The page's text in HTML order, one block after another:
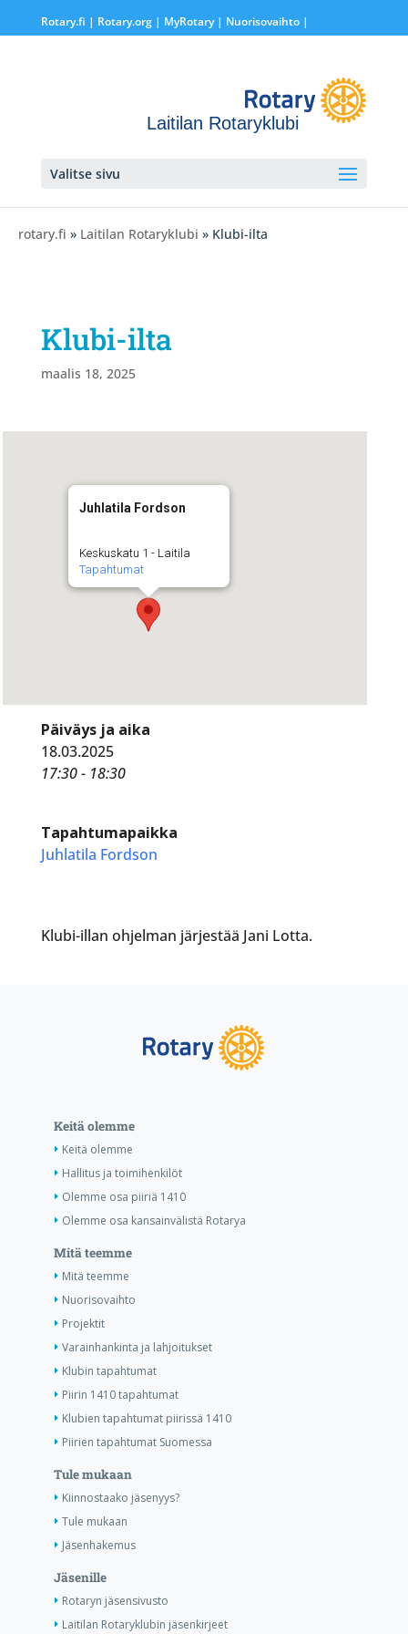
Rotary.fi | Rotary.org| MyRotary | Nuorisovaihto|
Laitilan Rotaryklubi
Valitse sivu
rotary.fi » Laitilan Rotaryklubi » Klubi-ilta
Klubi-ilta
maalis 18, 2025
Juhlatila Fordson
Keskuskatu 1 - Laitila
Tapahtumat
Päiväys ja aika
18.03.2025
17:30 - 18:30
Tapahtumapaikka
Juhlatila Fordson
Klubi-illan ohjelman järjestää Jani Lotta.
Keitä olemme
Keitä olemme
Hallitus ja toimihenkilöt
Olemme osa piiriä 1410
Olemme osa kansainvälistä Rotarya
Mitä teemme
Mitä teemme
Nuorisovaihto
Projektit
Varainhankinta ja lahjoitukset
Klubin tapahtumat
Piirin 1410 tapahtumat
Klubien tapahtumat piirissä 1410
Piirien tapahtumat Suomessa
Tule mukaan
Kiinnostaako jäsenyys?
Tule mukaan
Jäsenhakemus
Jäsenille
Rotaryn jäsensivusto
Laitilan Rotaryklubin jäsenkirjeet